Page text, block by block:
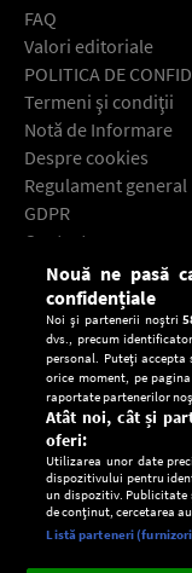
FAQ
Valori editoriale
POLITICA DE
Termeni şi condiţii
Notă de Informare
Despre cookies
Regulament general
GDPR
Contact
Descarcă gratuit
Setări:
Nouă ne pasă
confidențiale
Noi și partenerii noștri
dvs., precum
personal. Puteți
orice moment, pe
raportate partenerilor
Atât noi, cât și
oferi:
Utilizarea unor date
dispozitivului pentru
un dispozitiv.
de conținut, cercetarea
Listă parteneri